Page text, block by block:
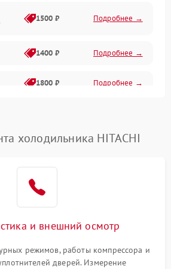
1500 ₽ Подробнее →
1400 ₽ Подробнее →
1800 ₽ Подробнее →
Frost 2600 ₽ Подробнее →
2000 ₽ Подробнее →
холодильника HITACHI
и внешний осмотр
режимов, работы компрессора и
дверей. Измерение